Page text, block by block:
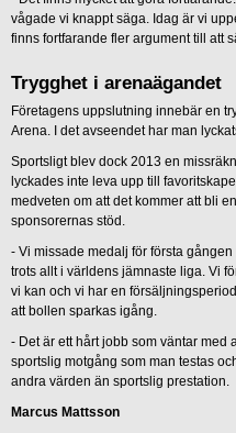
vågade vi knappt säga. Idag är vi
finns fortfarande fler argument till att
Trygghet i arenaägandet
Företagens uppslutning innebär en
Arena. I det avseendet har man
Sportsligt blev dock 2013 en
lyckades inte leva upp till
medveten om att det kommer att bli
sponsorernas stöd.
- Vi missade medalj för första
trots allt i världens jämnaste liga. Vi
vi kan och vi har en
att bollen sparkas igång.
- Det är ett hårt jobb som väntar med
sportslig motgång som man testas
andra värden än sportslig prestation.
Marcus Mattsson